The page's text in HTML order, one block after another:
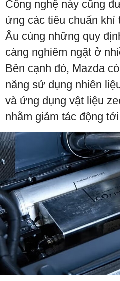
Công nghệ này cũng
ứng các tiêu chuẩn khí
Âu cùng những quy
càng nghiêm ngặt ở
Bên cạnh đó, Mazda
năng sử dụng nhiên
và ứng dụng vật liệu
nhằm giảm tác động